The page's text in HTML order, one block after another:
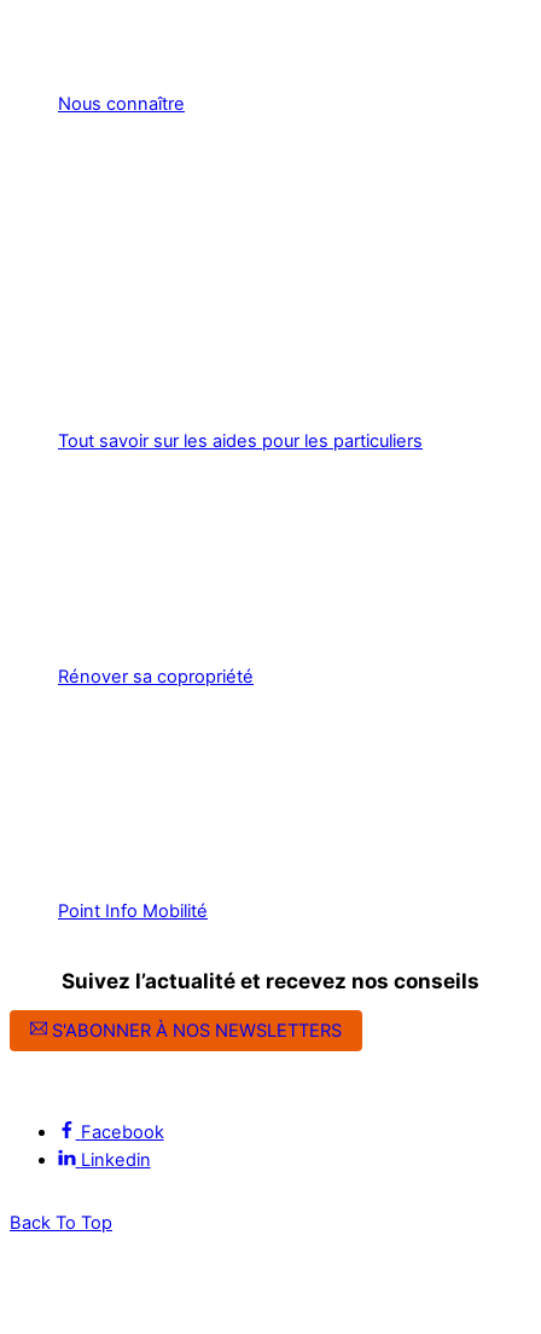
Nous connaître
Tout savoir sur les aides pour les particuliers
Rénover sa copropriété
Point Info Mobilité
Suivez l’actualité et recevez nos conseils
S'ABONNER À NOS NEWSLETTERS
Facebook
Linkedin
Back To Top